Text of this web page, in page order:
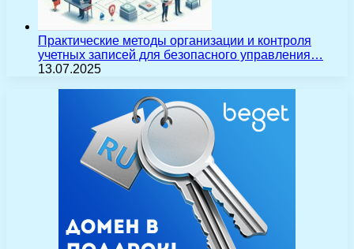
Практические методы организации и контроля
учетных записей для безопасного управления…
13.07.2025